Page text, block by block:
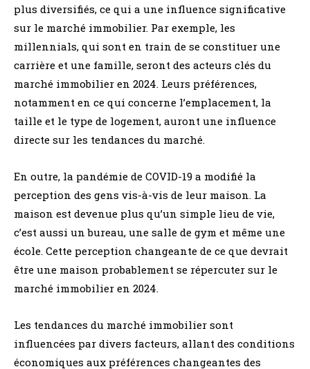
plus diversifiés, ce qui a une influence significative
sur le marché immobilier. Par exemple, les
millennials, qui sont en train de se constituer une
carrière et une famille, seront des acteurs clés du
marché immobilier en 2024. Leurs préférences,
notamment en ce qui concerne l’emplacement, la
taille et le type de logement, auront une influence
directe sur les tendances du marché.
En outre, la pandémie de COVID-19 a modifié la
perception des gens vis-à-vis de leur maison. La
maison est devenue plus qu’un simple lieu de vie,
c’est aussi un bureau, une salle de gym et même une
école. Cette perception changeante de ce que devrait
être une maison probablement se répercuter sur le
marché immobilier en 2024.
Les tendances du marché immobilier sont
influencées par divers facteurs, allant des conditions
économiques aux préférences changeantes des